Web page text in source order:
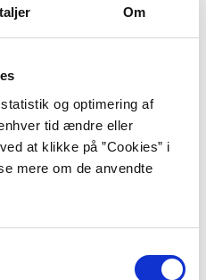
Om
og optimering af
tid ændre eller
at klikke på ”Cookies” i
mere om de anvendte
ned i en
forblive absurd,
nervetrådene til,
tilfrysning klirre i
som en sprød
og skam.”